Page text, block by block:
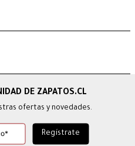
ofertas y novedades.